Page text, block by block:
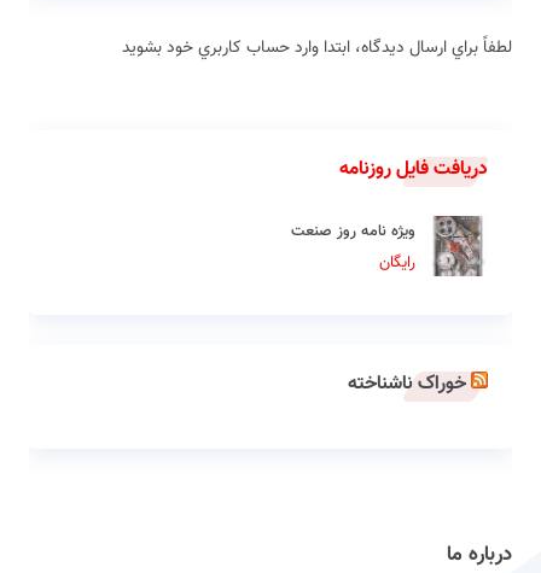
لطفاً براي ارسال دیدگاه، ابتدا وارد حساب كاربري خود بشويد
دریافت فایل روزنامه
ویژه نامه روز صنعت
رایگان
خوراک ناشناخته
درباره ما